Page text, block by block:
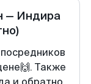
— Индира
Также